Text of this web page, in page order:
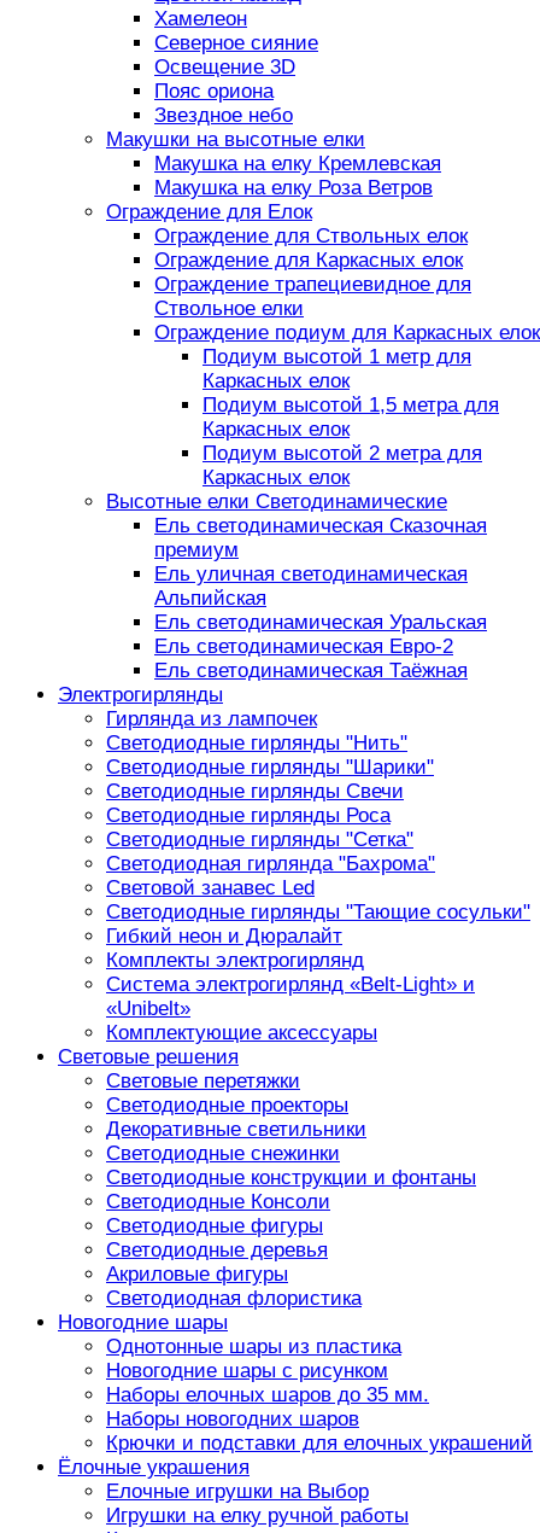
Хамелеон
Северное сияние
Освещение 3D
Пояс ориона
Звездное небо
Макушки на высотные елки
Макушка на елку Кремлевская
Макушка на елку Роза Ветров
Ограждение для Елок
Ограждение для Ствольных елок
Ограждение для Каркасных елок
Ограждение трапециевидное для
Ствольное елки
Ограждение подиум для Каркасных елок
Подиум высотой 1 метр для
Каркасных елок
Подиум высотой 1,5 метра для
Каркасных елок
Подиум высотой 2 метра для
Каркасных елок
Высотные елки Светодинамические
Ель светодинамическая Сказочная
премиум
Ель уличная светодинамическая
Альпийская
Ель светодинамическая Уральская
Ель светодинамическая Евро-2
Ель светодинамическая Таёжная
Электрогирлянды
Гирлянда из лампочек
Светодиодные гирлянды "Нить"
Светодиодные гирлянды "Шарики"
Светодиодные гирлянды Свечи
Светодиодные гирлянды Роса
Светодиодные гирлянды "Сетка"
Светодиодная гирлянда "Бахрома"
Световой занавес Led
Светодиодные гирлянды "Тающие сосульки"
Гибкий неон и Дюралайт
Комплекты электрогирлянд
Система электрогирлянд «Belt-Light» и
«Unibelt»
Комплектующие аксессуары
Световые решения
Световые перетяжки
Светодиодные проекторы
Декоративные светильники
Светодиодные снежинки
Светодиодные конструкции и фонтаны
Светодиодные Консоли
Светодиодные фигуры
Светодиодные деревья
Акриловые фигуры
Светодиодная флористика
Новогодние шары
Однотонные шары из пластика
Новогодние шары с рисунком
Наборы елочных шаров до 35 мм.
Наборы новогодних шаров
Крючки и подставки для елочных украшений
Ёлочные украшения
Елочные игрушки на Выбор
Игрушки на елку ручной работы